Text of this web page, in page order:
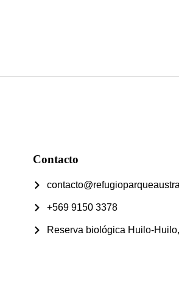
Contacto
+569 9150 3378
Reserva biológica Huilo-